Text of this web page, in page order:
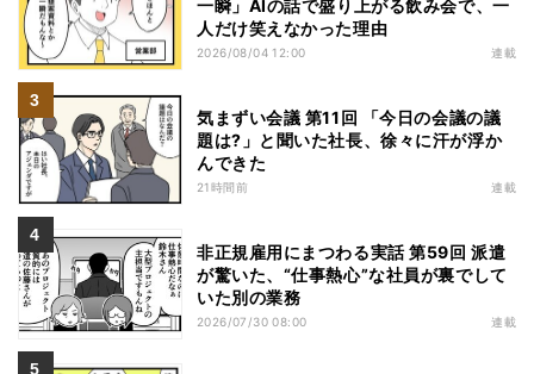
一瞬」AIの話で盛り上がる飲み会で、一
人だけ笑えなかった理由
2026/08/04 12:00 連載
気まずい会議 第11回 「今日の会議の議
題は?」と聞いた社長、徐々に汗が浮か
んできた
21時間前 連載
非正規雇用にまつわる実話 第59回 派遣
が驚いた、“仕事熱心”な社員が裏でして
いた別の業務
2026/07/30 08:00 連載